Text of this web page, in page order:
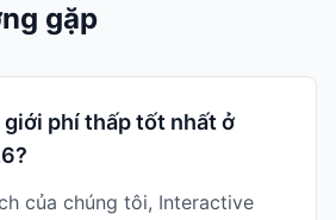
gặp
giới phí thấp tốt nhất ở
của chúng tôi, Interactive